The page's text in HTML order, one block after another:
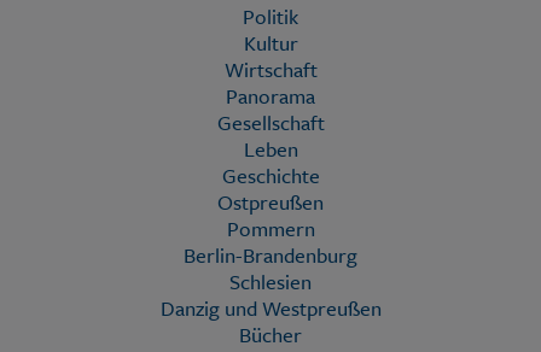
Politik
Kultur
Wirtschaft
Panorama
Gesellschaft
Leben
Geschichte
Ostpreußen
Pommern
Berlin-Brandenburg
Schlesien
Danzig und Westpreußen
Bücher